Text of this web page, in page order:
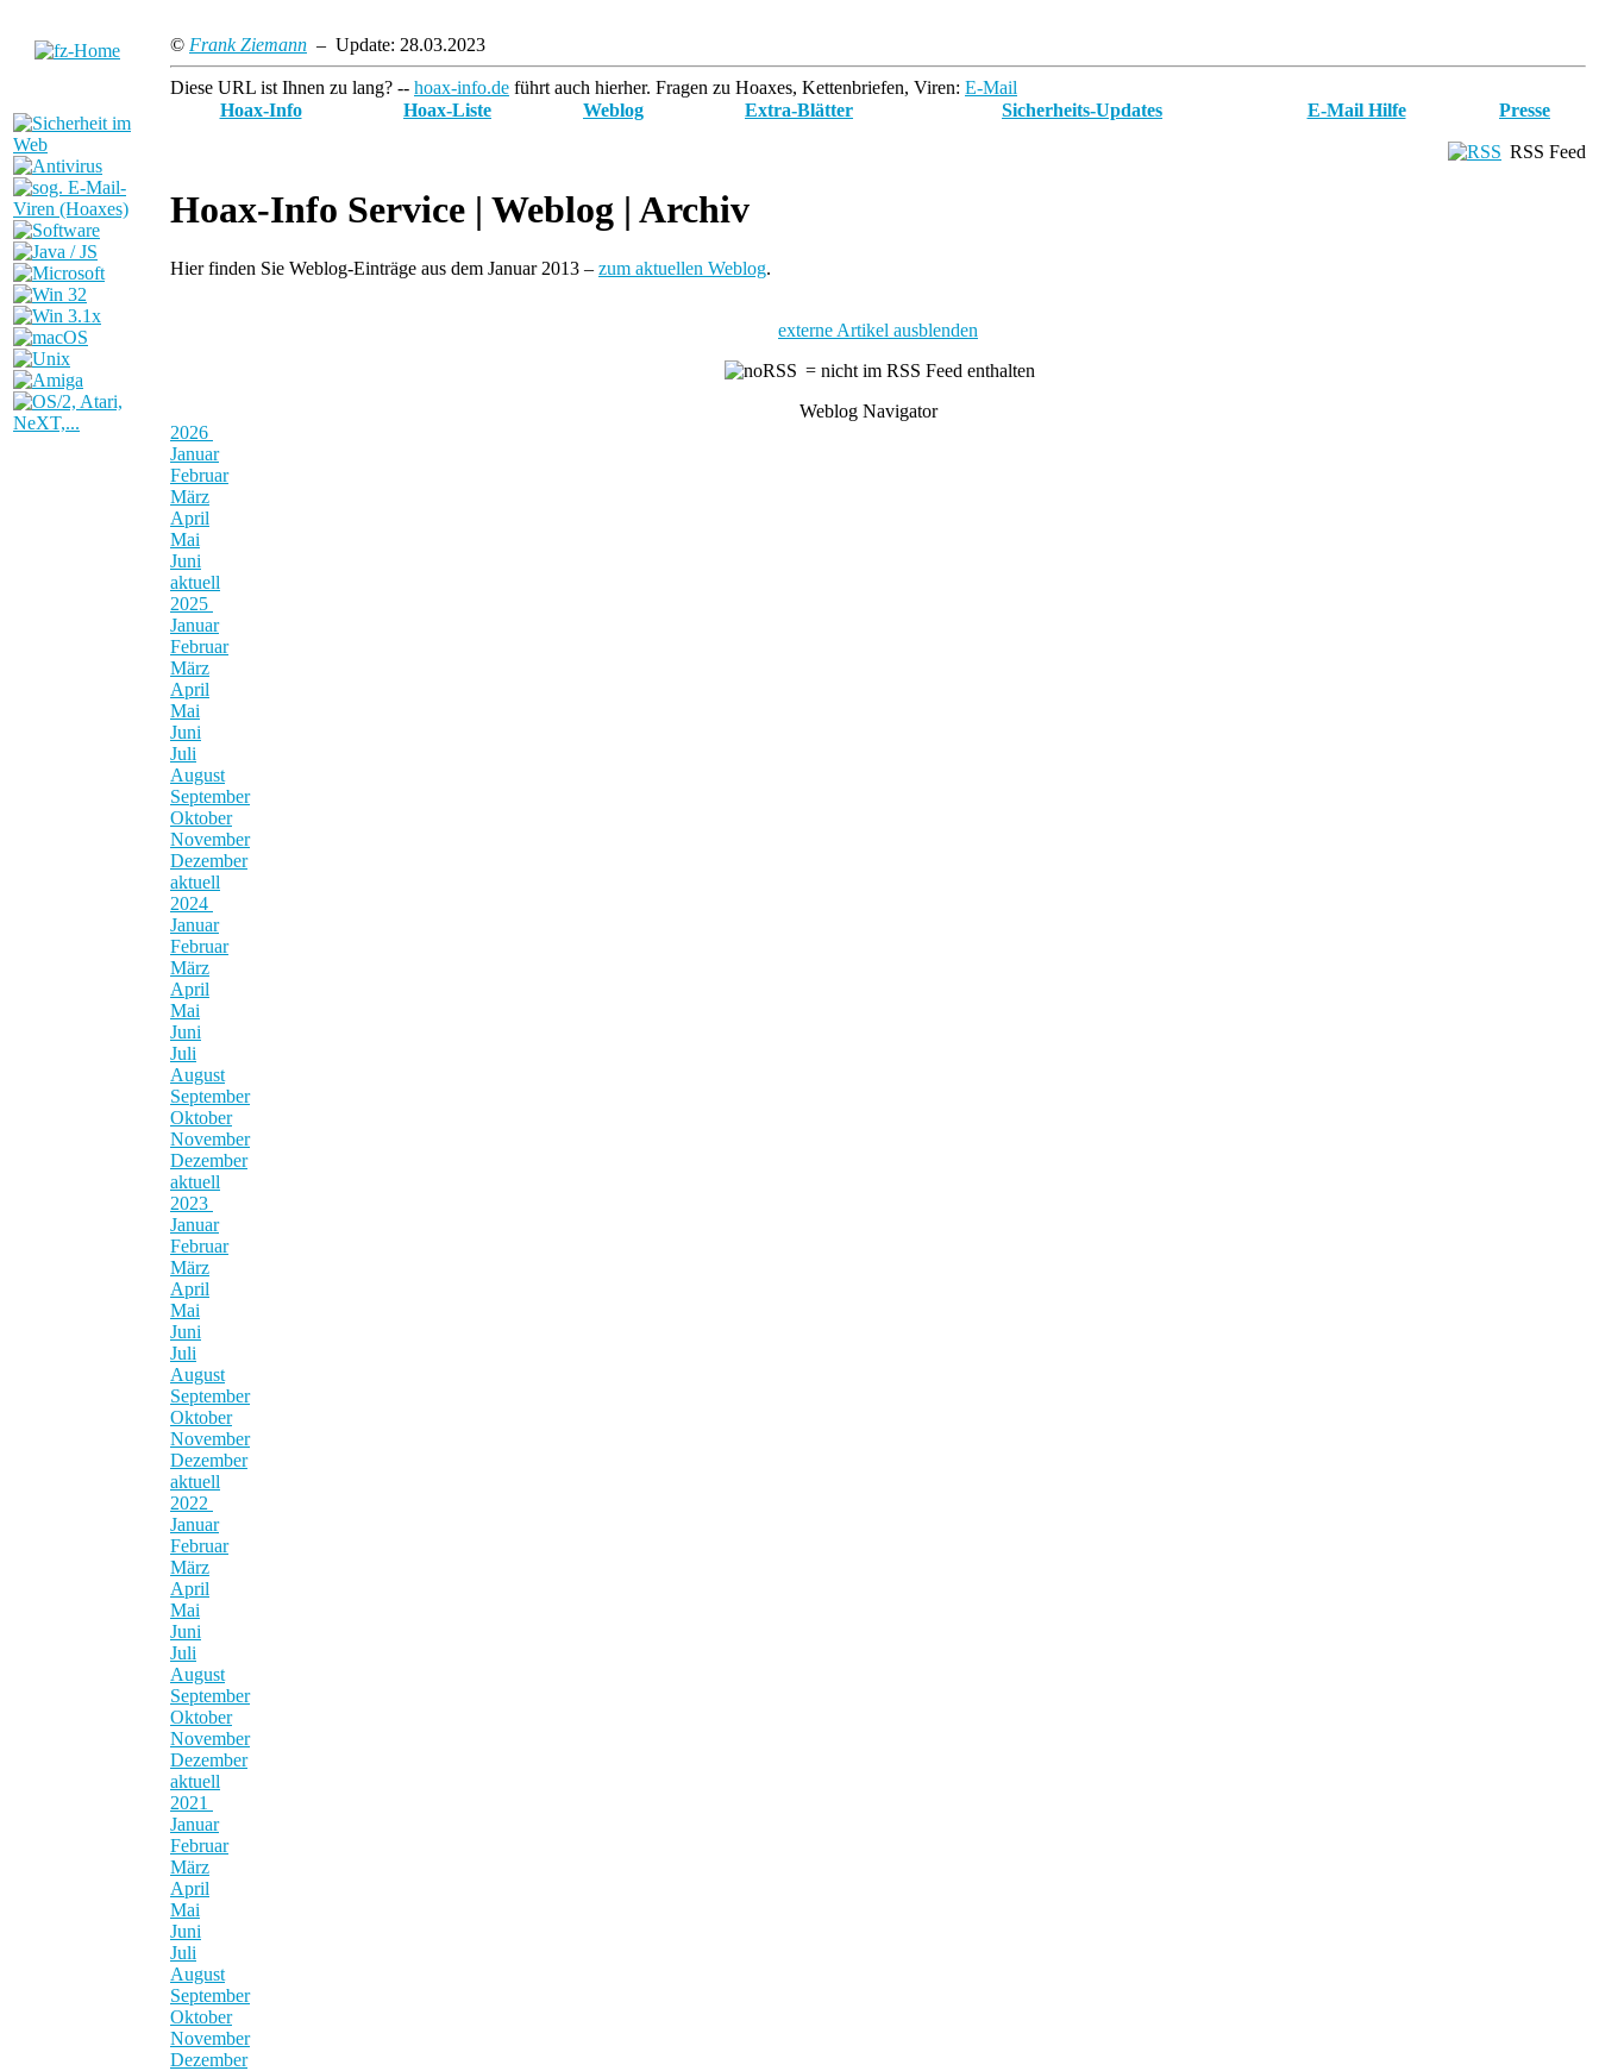
© Frank Ziemann – Update: 28.03.2023
Diese URL ist Ihnen zu lang? -- hoax-info.de führt auch hierher. Fragen zu Hoaxes, Kettenbriefen, Viren: E-Mail
Hoax-Info
Hoax-Liste Weblog Extra-Blätter Sicherheits-Updates E-Mail Hilfe Presse
RSS Feed
Hoax-Info Service | Weblog | Archiv
Hier finden Sie Weblog-Einträge aus dem Januar 2013 – zum aktuellen Weblog.
externe Artikel ausblenden
= nicht im RSS Feed enthalten
Weblog Navigator
2026
Januar
Februar
März
April
Mai
Juni
aktuell
2025
Januar
Februar
März
April
Mai
Juni
Juli
August
September
Oktober
November
Dezember
aktuell
2024
Januar
Februar
März
April
Mai
Juni
Juli
August
September
Oktober
November
Dezember
aktuell
2023
Januar
Februar
März
April
Mai
Juni
Juli
August
September
Oktober
November
Dezember
aktuell
2022
Januar
Februar
März
April
Mai
Juni
Juli
August
September
Oktober
November
Dezember
aktuell
2021
Januar
Februar
März
April
Mai
Juni
Juli
August
September
Oktober
November
Dezember